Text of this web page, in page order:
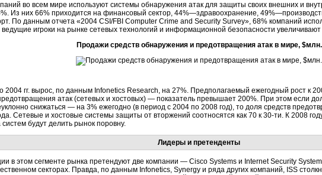
во всем мире используют системы обнаружения атак для защиты своих внешних и
Из них 66% приходится на финансовый сектор, 44%—здравоохранение,
По данным отчета «2004 CSI/FBI Computer Crime and Security Survey», 68% компаний
ведущие игроки на рынке сетевых технологий и информационной безопасности
Продажи средств обнаружения и предотвращения атак в мире, $млн.
гг. вырос, по данным Infonetics Research, на 27%. Предполагаемый ежегодный рост к
атак (сетевых и хостовых) — показатель превышает 200%. При этом если
снижаться — на 3% ежегодно (в период с 2004 по 2008 год), то доля средств
Сетевые и хостовые системы защиты от вторжений соотносятся как 70 к 30-ти. К 2008
систем будут делить рынок поровну.
Лидеры и претенденты
в этом сегменте рынка претендуют две компании — Cisco Systems и Internet Security
секторах. Правда, по данным Infonetics, Synergy и ряда других компаний, ISS